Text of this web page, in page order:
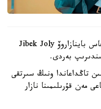
بۇل تۋرالى ورتوپەد-تراۆماتولوگ ولجاس باينازاروۆ Jibek Joly
بەردى.
تاڭداعاندا ونىڭ سىرتقى
مەن قۇرىلىمىنا نازار